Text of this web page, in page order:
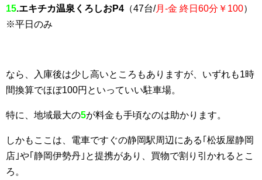
15.エキチカ温泉くろしおP4 （47台/月-金 終日60分￥100）
※平日のみ
なら、入庫後は少し高いところもありますが、いずれも1時
間換算でほぼ100円といっていい駐車場。
特に、地域最大の5が料金も手頃なのは助かります。
しかもここは、電車ですぐの静岡駅周辺にある｢松坂屋静岡
店｣や｢静岡伊勢丹｣と提携があり、買物で割り引かれるとこ
ろ。